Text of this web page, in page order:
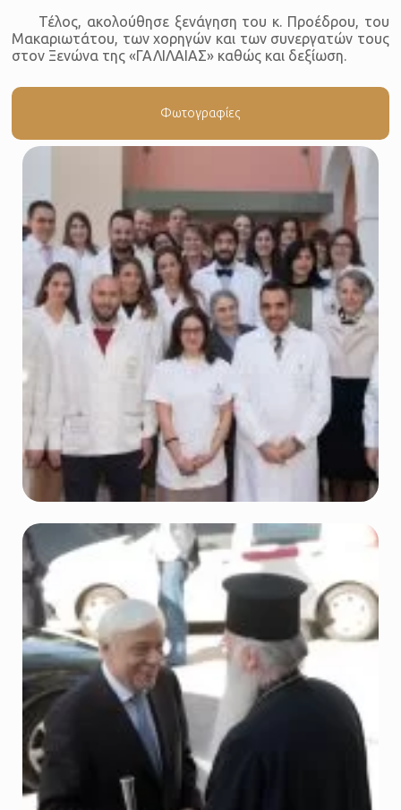
Τέλος, ακολούθησε ξενάγηση του κ. Προέδρου, του
Μακαριωτάτου, των χορηγών και των συνεργατών τους
στον Ξενώνα της «ΓΑΛΙΛΑΙΑΣ» καθώς και δεξίωση.
Φωτογραφίες